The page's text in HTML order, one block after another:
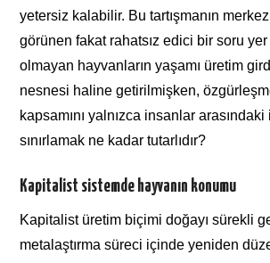
yetersiz kalabilir. Bu tartışmanın
görünen fakat rahatsız edici bir soru yer
olmayan hayvanların yaşamı üretim
nesnesi haline getirilmişken,
kapsamını yalnızca insanlar
sınırlamak ne kadar tutarlıdır?
Kapitalist sistemde hayvanın konumu
Kapitalist üretim biçimi doğayı sürekli
metalaştırma süreci içinde yeniden